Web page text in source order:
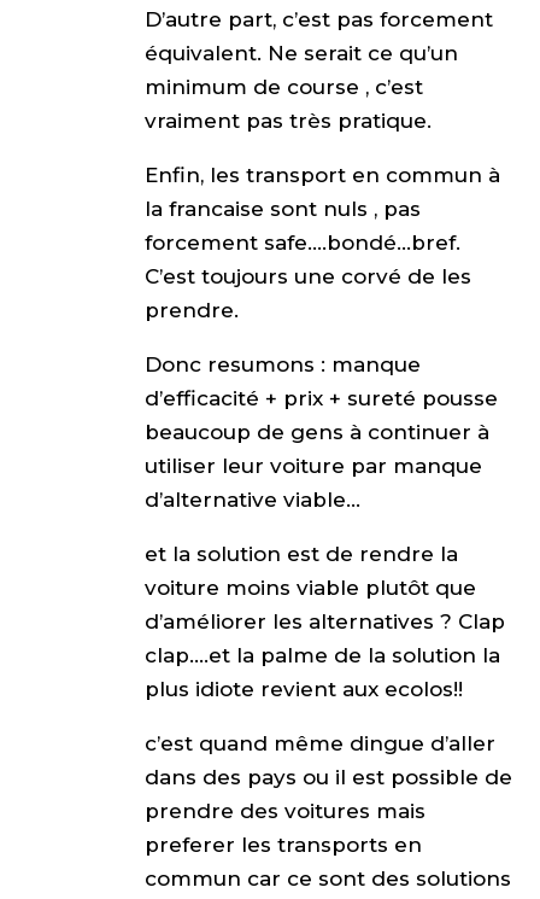
D’autre part, c’est pas forcement
équivalent. Ne serait ce qu’un
minimum de course , c’est
vraiment pas très pratique.
Enfin, les transport en commun à
la francaise sont nuls , pas
forcement safe….bondé…bref.
C’est toujours une corvé de les
prendre.
Donc resumons : manque
d’efficacité + prix + sureté pousse
beaucoup de gens à continuer à
utiliser leur voiture par manque
d’alternative viable…
et la solution est de rendre la
voiture moins viable plutôt que
d’améliorer les alternatives ? Clap
clap….et la palme de la solution la
plus idiote revient aux ecolos!!
c’est quand même dingue d’aller
dans des pays ou il est possible de
prendre des voitures mais
preferer les transports en
commun car ce sont des solutions